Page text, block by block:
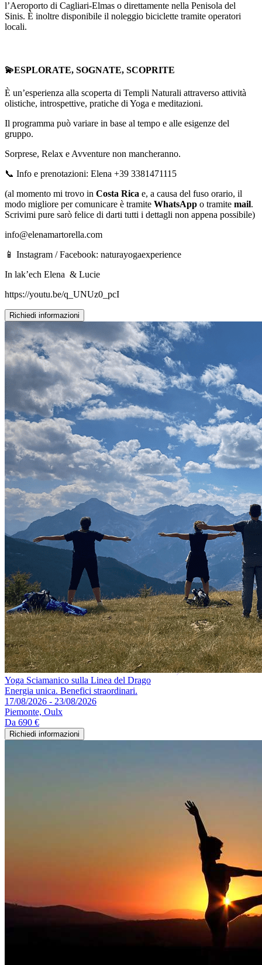
l’Aeroporto di Cagliari-Elmas o direttamente nella Penisola del
Sinis. È inoltre disponibile il noleggio biciclette tramite operatori
locali.
💫ESPLORATE, SOGNATE, SCOPRITE
È un’esperienza alla scoperta di Templi Naturali attraverso attività
olistiche, introspettive, pratiche di Yoga e meditazioni.
Il programma può variare in base al tempo e alle esigenze del
gruppo.
Sorprese, Relax e Avventure non mancheranno.
📞 Info e prenotazioni: Elena +39 3381471115
(al momento mi trovo in Costa Rica e, a causa del fuso orario, il
modo migliore per comunicare è tramite WhatsApp o tramite mail.
Scrivimi pure sarò felice di darti tutti i dettagli non appena possibile)
info@elenamartorella.com
📱 Instagram / Facebook: naturayogaexperience
In lak’ech Elena & Lucie
https://youtu.be/q_UNUz0_pcI
Richiedi informazioni
Yoga Sciamanico sulla Linea del Drago
Energia unica. Benefici straordinari.
17/08/2026 - 23/08/2026
Piemonte, Oulx
Da 690 €
Richiedi informazioni